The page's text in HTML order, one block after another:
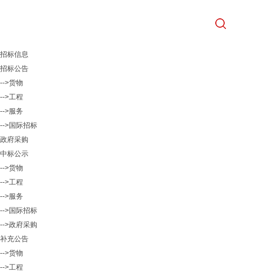
招标信息
招标公告
-->货物
-->工程
-->服务
-->国际招标
政府采购
中标公示
-->货物
-->工程
-->服务
-->国际招标
-->政府采购
补充公告
-->货物
-->工程